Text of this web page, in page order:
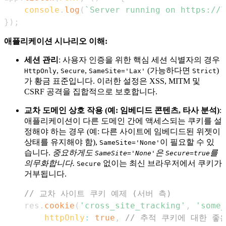
console . log ( ` Server running on https://
} ) ;
애플리케이션 시나리오 이해:
세션 관리 : 사용자 인증을 위한 핵심 세션 식별자의 경우
HttpOnly, Secure, SameSite='Lax' (가능하다면 Strict)
가 황금 표준입니다. 이러한 설정은 XSS, MITM 및
CSRF 공격을 집합적으로 보호합니다.
교차 도메인 상호 작용 (예: 임베디드 콘텐츠, 타사 분석):
애플리케이션이 다른 도메인 간에 액세스되는 쿠키를 설
정해야 하는 경우 (예: 다른 사이트에 임베디드된 위젯이
상태를 유지해야 함), SameSite='None' 이 필요할 수 있
습니다. 중요하게도 SameSite='None' 은 Secure=true를
의무화합니다. Secure 없이는 최신 브라우저에서 쿠키가
거부됩니다.
// 교차 사이트 쿠키 예제 (서버 측)
res . cookie ( 'cross_site_tracking' ,
httpOnly : true ,
// 추적 쿠키에 대한 좋